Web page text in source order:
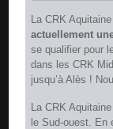
La CRK
actuellement
se qualifier pour
dans les CRK
jusqu’à Alès !
La CRK
le Sud-ouest. En